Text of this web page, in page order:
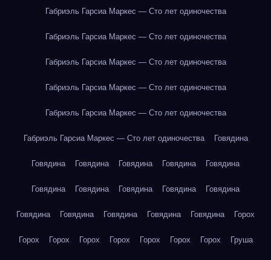
Габриэль Гарсиа Маркес — Сто лет одиночества
Габриэль Гарсиа Маркес — Сто лет одиночества
Габриэль Гарсиа Маркес — Сто лет одиночества
Габриэль Гарсиа Маркес — Сто лет одиночества
Габриэль Гарсиа Маркес — Сто лет одиночества
Габриэль Гарсиа Маркес — Сто лет одиночества Говядина
Говядина Говядина Говядина Говядина Говядина
Говядина Говядина Говядина Говядина Говядина
Говядина Говядина Говядина Говядина Говядина Горох
Горох Горох Горох Горох Горох Горох Горох Груша